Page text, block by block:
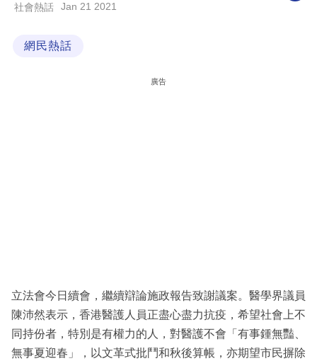
科
區
社會熱話 Jan 21 2021
網民熱話
廣告
立法會今日續會，繼續辯論施政報告致謝議案。醫學界議員
陳沛然表示，香港醫護人員正盡心盡力抗疫，希望社會上不
同持份者，特別是有權力的人，對醫護不會「有事鍾無豔、
無事夏迎春」，以文革式批鬥和秋後算帳，亦期望市民摒除